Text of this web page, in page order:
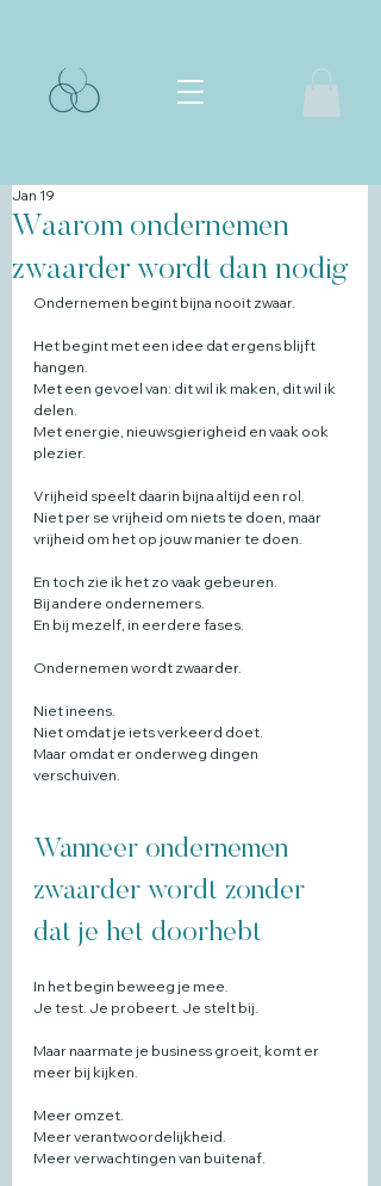
Waarom ondernemen
zwaarder wordt dan nodig
Jan 19
Ondernemen begint bijna nooit zwaar.
Het begint met een idee dat ergens blijft
hangen.
Met een gevoel van: dit wil ik maken, dit wil ik
delen.
Met energie, nieuwsgierigheid en vaak ook
plezier.
Vrijheid speelt daarin bijna altijd een rol.
Niet per se vrijheid om niets te doen, maar
vrijheid om het op jouw manier te doen.
En toch zie ik het zo vaak gebeuren.
Bij andere ondernemers.
En bij mezelf, in eerdere fases.
Ondernemen wordt zwaarder.
Niet ineens.
Niet omdat je iets verkeerd doet.
Maar omdat er onderweg dingen
verschuiven.
Wanneer ondernemen
zwaarder wordt zonder
dat je het doorhebt
In het begin beweeg je mee.
Je test. Je probeert. Je stelt bij.
Maar naarmate je business groeit, komt er
meer bij kijken.
Meer omzet.
Meer verantwoordelijkheid.
Meer verwachtingen van buitenaf.